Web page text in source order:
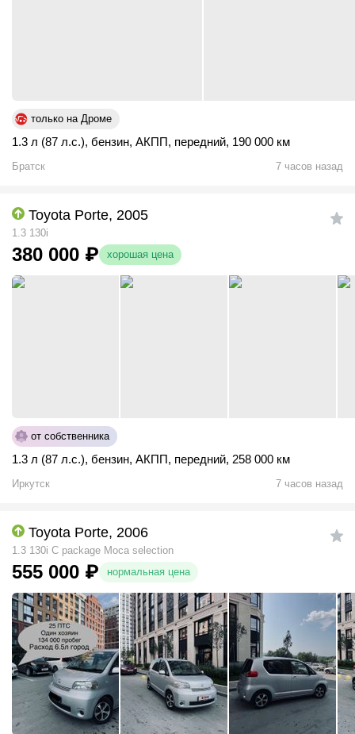
только на Дроме
1.3 л (87 л.с.), бензин, АКПП, передний, 190 000 км
Братск 7 часов назад
Toyota Porte, 2005
1.3 130i
380 000 ₽ хорошая цена
от собственника
1.3 л (87 л.с.), бензин, АКПП, передний, 258 000 км
Иркутск 7 часов назад
Toyota Porte, 2006
1.3 130i C package Moca selection
555 000 ₽ нормальная цена